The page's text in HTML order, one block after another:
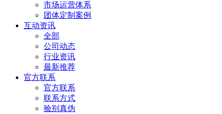
市场运营体系
团体定制案例
互动资讯
全部
公司动态
行业资讯
最新推荐
官方联系
官方联系
联系方式
验别真伪